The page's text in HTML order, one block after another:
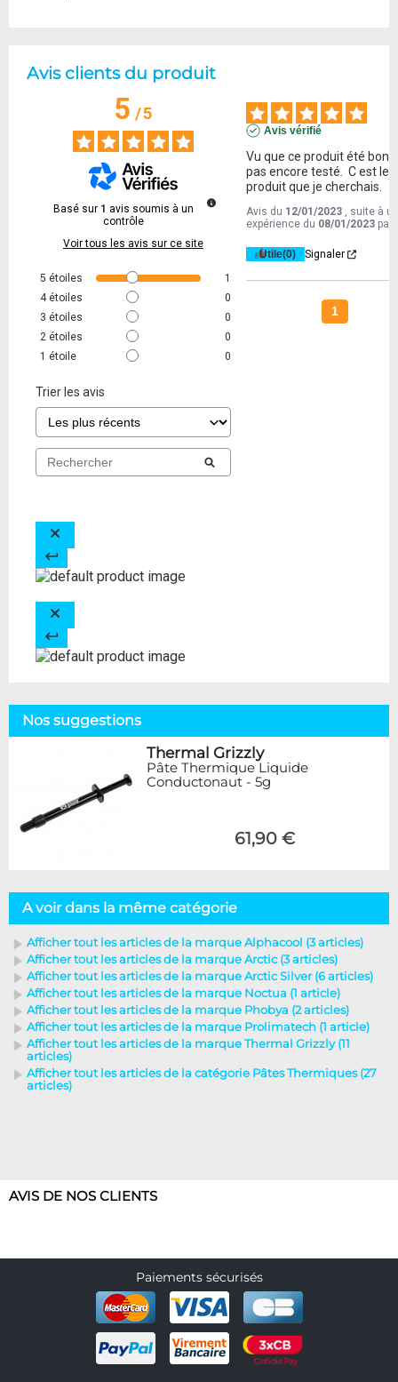
Avis clients du produit
5/5
Basé sur 1 avis soumis à un
contrôle
Voir tous les avis sur ce site
5 étoiles
1
4 étoiles
0
3 étoiles
0
2 étoiles
0
1 étoile 0
Trier les avis
Avis vérifié
Vu que ce produit été bon .
pas encore testé.  C est le
produit que je cherchais.
Avis du 12/01/2023 , suite à
expérience du 08/01/2023 par
Utile(0) Signaler
1
Nos suggestions
Thermal Grizzly
Pâte Thermique Liquide
Conductonaut - 5g
61,90 €
A voir dans la même catégorie
Afficher tout les articles de la marque Alphacool (3 articles)
Afficher tout les articles de la marque Arctic (3 articles)
Afficher tout les articles de la marque Arctic Silver (6 articles)
Afficher tout les articles de la marque Noctua (1 article)
Afficher tout les articles de la marque Phobya (2 articles)
Afficher tout les articles de la marque Prolimatech (1 article)
Afficher tout les articles de la marque Thermal Grizzly (11
articles)
Afficher tout les articles de la catégorie Pâtes Thermiques (27
articles)
AVIS DE NOS CLIENTS
Paiements sécurisés